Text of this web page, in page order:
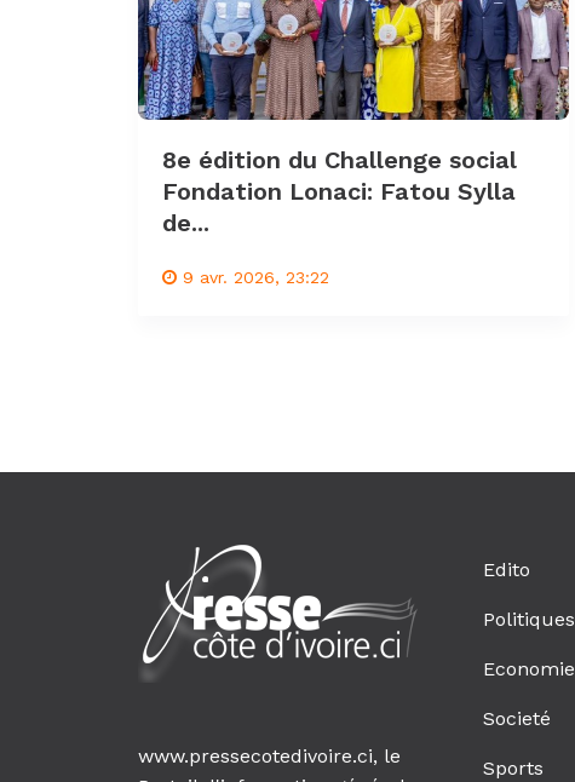
8e édition du Challenge social
Fondation Lonaci: Fatou Sylla
de...
9 avr. 2026, 23:22
www.pressecotedivoire.ci, le
Edito
Politiques
Economie
Societé
Sports